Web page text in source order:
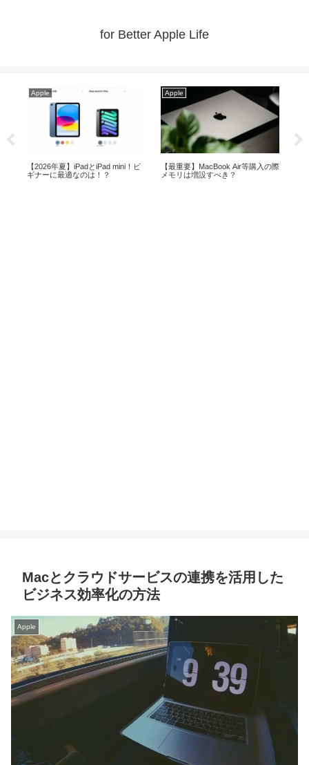
for Better Apple Life
Apple
【2026年夏】iPadとiPad mini！ビ
ギナーに最適なのは！？
Apple
【最重要】MacBook Air等購入の際
メモリは増設すべき？
Macとクラウドサービスの連携を活用した
ビジネス効率化の方法
Apple